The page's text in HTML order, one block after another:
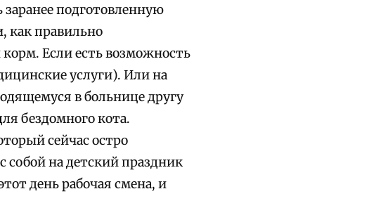
подготовленную
как правильно
Если есть возможность
услуги). Или на
в больнице другу
бездомного кота.
сейчас остро
собой на детский праздник
день рабочая смена, и